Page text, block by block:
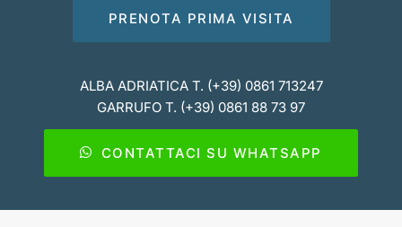
PRENOTA PRIMA VISITA
ALBA ADRIATICA T. (+39) 0861 713247
GARRUFO T. (+39) 0861 88 73 97
CONTATTACI SU WHATSAPP